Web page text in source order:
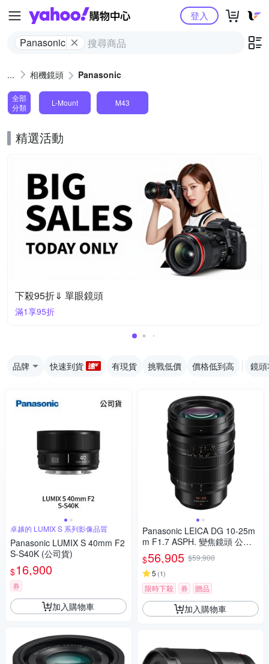
Yahoo購物中心
Panasonic
登入
相機鏡頭 Panasonic
全部
分類
L-Mount M43
精選活動
下殺95折⇓ 單眼鏡頭
滿1享95折
品牌 快速到貨 有現貨 挑戰低價 價格低到高 鏡
卓越的 LUMIX S 系列影像品質
Panasonic LUMIX S 40mm F2
S-S40K (公司貨)
$16,900
券
加入購物車
Panasonic LEICA DG 10-25m
m F1.7 ASPH. 變焦鏡頭 公司
貨
$56,905 $59,900
5 (1)
限時下殺 券 贈品
加入購物車